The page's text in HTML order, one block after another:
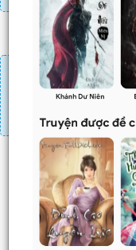
Đăng
Mua 4 chương
Mua 4 chương
Ví dụ bạn đang ở
101,102,103 sẽ